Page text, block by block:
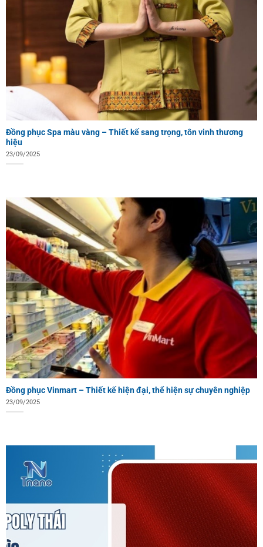
Đồng phục Spa màu vàng – Thiết kế sang trọng, tôn vinh thương
hiệu
23/09/2025
Đồng phục Vinmart – Thiết kế hiện đại, thể hiện sự chuyên nghiệp
23/09/2025